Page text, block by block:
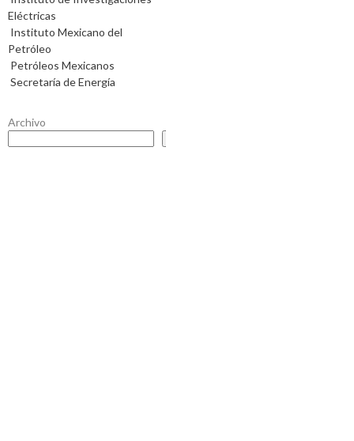
Eléctricas
Instituto Mexicano del
Petróleo
Petróleos Mexicanos
Secretaría de Energía
Archivo